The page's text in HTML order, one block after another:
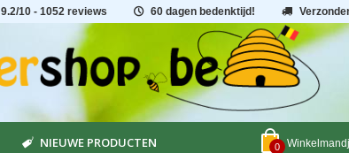
9.2/10 - 1052 reviews 60 dagen bedenktijd!
0
NIEUWE PRODUCTEN